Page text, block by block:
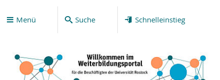
Menü Suche Schnelleinstieg